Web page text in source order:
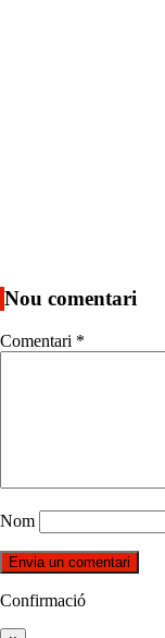
Nou comentari
Comentari *
Nom
Confirmació